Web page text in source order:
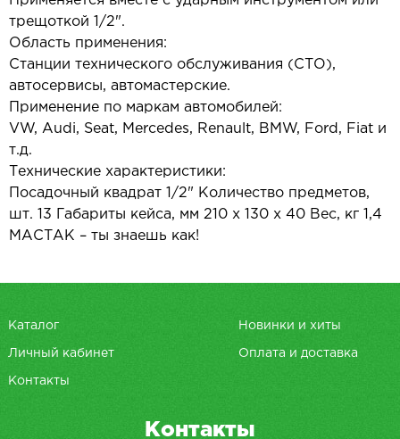
трещоткой 1/2".
Область применения:
Станции технического обслуживания (СТО),
автосервисы, автомастерские.
Применение по маркам автомобилей:
VW, Audi, Seat, Mercedes, Renault, BMW, Ford, Fiat и
т.д.
Технические характеристики:
Посадочный квадрат 1/2" Количество предметов,
шт. 13 Габариты кейса, мм 210 x 130 x 40 Вес, кг 1,4
МАСТАК – ты знаешь как!
Каталог Новинки и хиты
Личный кабинет Оплата и доставка
Контакты
Контакты